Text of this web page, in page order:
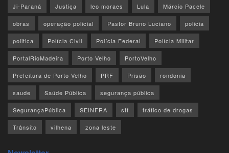
Ji-Paraná Justiça leo moraes Lula Márcio Pacele
obras operação policial Pastor Bruno Luciano policia
politica Polícia Civil Polícia Federal Polícia Militar
PortalRioMadeira Porto Velho PortoVelho
Prefeitura de Porto Velho PRF Prisão rondonia
saude Saúde Pública segurança pública
SegurançaPública SEINFRA stf tráfico de drogas
Trânsito vilhena zona leste